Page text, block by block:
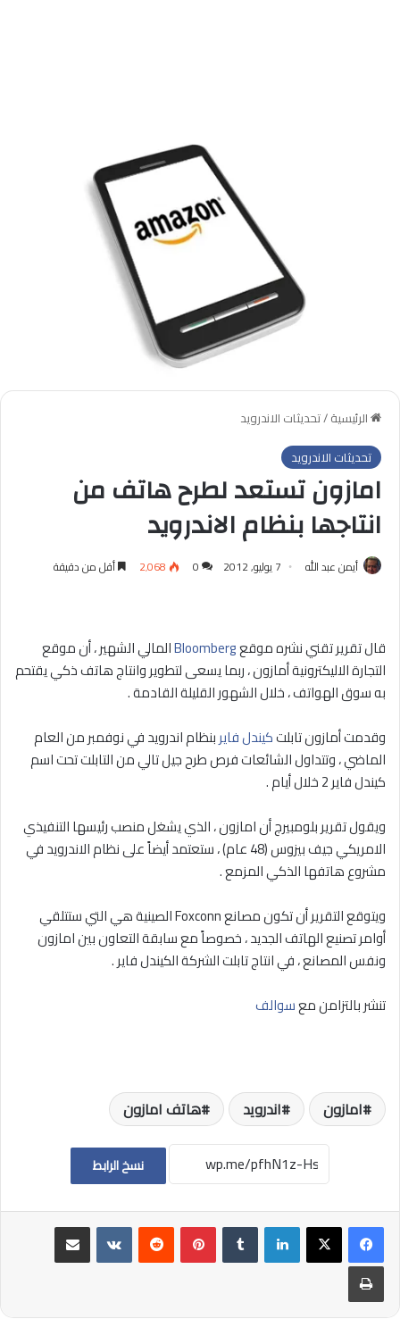
الرئيسية/تحديثات الاندرويد
تحديثات الاندرويد
امازون تستعد لطرح هاتف من
انتاجها بنظام الاندرويد
أيمن عبد الله 7 يوليو, 2012 0 2٬068 أقل من دقيقة
قال تقرير تقني نشره موقعBloombergالمالي الشهير ، أن موقع
التجارة الاليكترونية أمازون ، ربما يسعى لتطوير وانتاج هاتف ذكي يقتحم
به سوق الهواتف ، خلال الشهور القليلة القادمة .
وقدمت أمازون تابلتكيندل فايربنظام اندرويد في نوفمبر من العام
الماضي ، وتتداول الشائعات فرص طرح جيل تالي من التابلت تحت اسم
كيندل فاير 2 خلال أيام .
ويقول تقرير بلومبيرج أن امازون ، الذي يشغل منصب رئيسها التنفيذي
الامريكي جيف بيزوس (48 عام) ، ستعتمد أيضاً على نظام الاندرويد في
مشروع هاتفها الذكي المزمع .
ويتوقع التقرير أن تكون مصانع Foxconn الصينية هي التي ستتلقي
أوامر تصنيع الهاتف الجديد ، خصوصاً مع سابقة التعاون بين امازون
ونفس المصانع ، في انتاج تابلت الشركة الكيندل فاير .
تنشر بالتزامن معسوالف
امازون اندرويد هاتف امازون
نسخ الرابط
لينكدإن بينتيريست
مشاركة عبر البريد
طباعة